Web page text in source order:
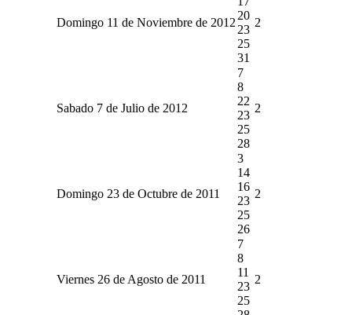
Domingo 11 de Noviembre de 2012
20
23
25
31
2
Sabado 7 de Julio de 2012
7
8
22
23
25
28
2
Domingo 23 de Octubre de 2011
3
14
16
23
25
26
2
Viernes 26 de Agosto de 2011
7
8
11
23
25
2